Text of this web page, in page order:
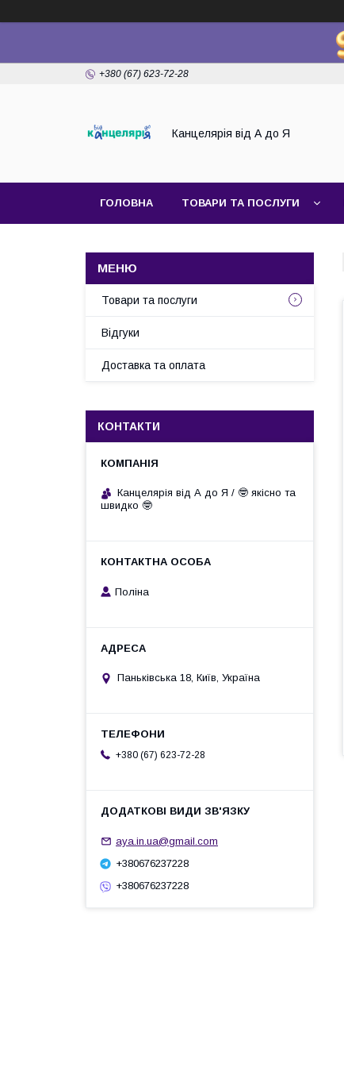
+380 (67) 623-72-28
Канцелярія від А до Я
ГОЛОВНА ТОВАРИ ТА ПОСЛУГИ
Товари та послуги
Відгуки
Доставка та оплата
КОНТАКТИ
Канцелярія від А до Я / 🤓 якісно та
швидко 🤓
Поліна
Паньківська 18, Київ, Україна
+380 (67) 623-72-28
aya.in.ua@gmail.com
+380676237228
+380676237228